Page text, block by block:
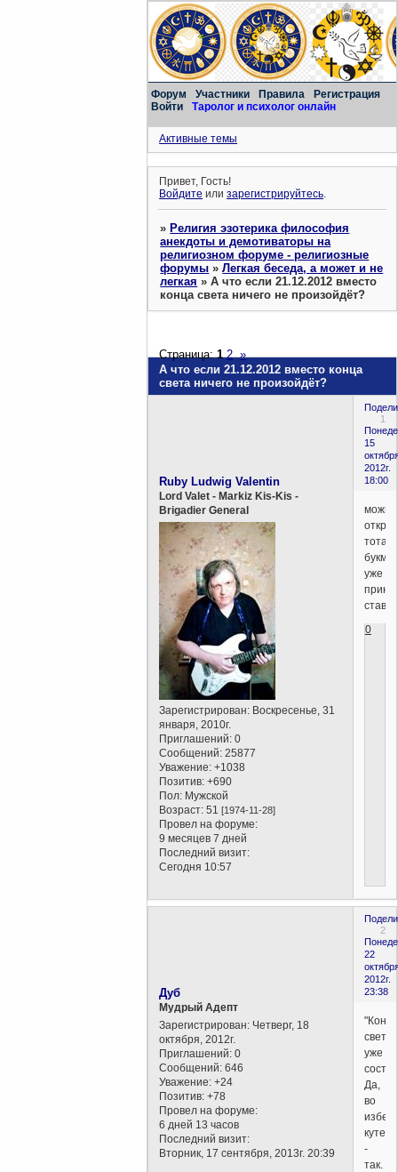
Форум Участники Правила
Регистрация
Войти
Таролог и психолог онлайн
Активные темы
Привет, Гость!
Войдите илизарегистрируйтесь.
»Религия эзотерика философия
анекдоты и демотиваторы на
религиозном форуме - религиозные
форумы »Легкая беседа, а может и не
легкая »А что если 21.12.2012 вместо
конца света ничего не произойдёт?
А что если 21.12.2012 вместо конца
света ничего не произойдёт?
Страница:1 2 »
1
15
2012г.
18:00
Ruby Ludwig Valentin
Lord Valet - Markiz Kis-Kis -
Brigadier General
Зарегистрирован: Воскресенье, 31
января, 2010г.
Приглашений: 0
Сообщений: 25877
Уважение: +1038
Позитив: +690
Пол: Мужской
Возраст: 51[1974-11-28]
Провел на форуме:
9 месяцев 7 дней
Последний визит:
Сегодня 10:57
можно
уже
0
2
22
2012г.
23:38
Дуб
Мудрый Адепт
Зарегистрирован: Четверг, 18
октября, 2012г.
Приглашений: 0
Сообщений: 646
Уважение: +24
Позитив: +78
Провел на форуме:
6 дней 13 часов
Последний визит:
Вторник, 17 сентября, 2013г. 20:39
"Конец
света"
уже
Да,
во
-
так.